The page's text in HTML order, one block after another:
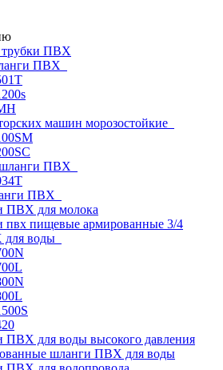
трубки ПВХ
ПВХ
машин морозостойкие
ПВХ
ПВХ
ПВХ для молока
пвх пищевые армированные 3/4
воды
для воды высокого давления
шланги ПВХ для воды